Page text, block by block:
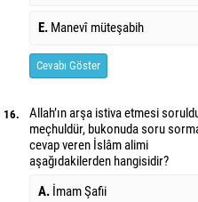
E. Manevî müteşabih
Cevabı Göster
16.
Allah’ın arşa istiva etmesi
meçhuldür, bukonuda soru
cevap veren İslâm alimi
aşağıdakilerden hangisidir?
A. İmam Şafii